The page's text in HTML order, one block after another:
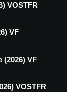
VOSTFR
VF
(2026) VF
VOSTFR